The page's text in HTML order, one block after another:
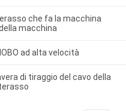
che fa la macchina
macchina
ad alta velocità
di tiraggio del cavo della